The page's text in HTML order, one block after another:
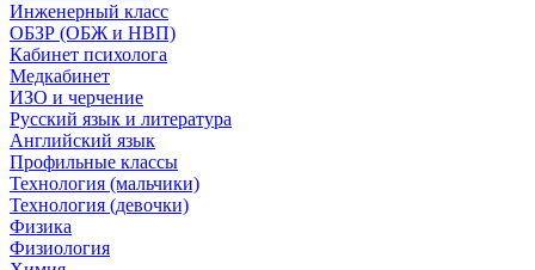
Инженерный класс
ОБЗР (ОБЖ и НВП)
Кабинет психолога
Медкабинет
ИЗО и черчение
Русский язык и литература
Английский язык
Профильные классы
Технология (мальчики)
Технология (девочки)
Физика
Физиология